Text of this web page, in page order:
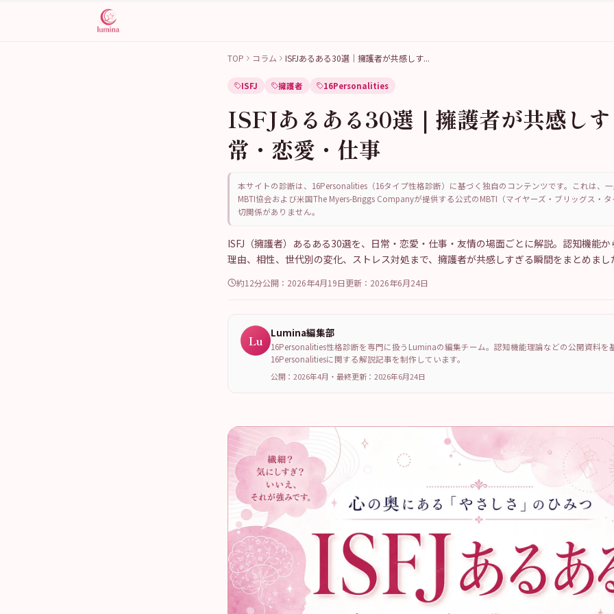
TOP コラム ISFJあるある30選｜擁護者が共感しす...
ISFJ 擁護者 16Personalities
ISFJあるある30選｜擁護者が共感し
常・恋愛・仕事
本サイトの診断は、16Personalities（16タイプ性格診断）に基づく独自のコンテンツです。これは、
MBTI協会および米国The Myers-Briggs Companyが提供する公式のMBTI（マイヤーズ・ブリッグス・
切関係がありません。
ISFJ（擁護者）あるある30選を、日常・恋愛・仕事・友情の場面ごとに解説。認知機能
理由、相性、世代別の変化、ストレス対処まで、擁護者が共感しすぎる瞬間をまとめまし
約12分公開： 2026年4月19日更新： 2026年6月24日
Lu Lumina編集部
16Personalities性格診断を専門に扱うLuminaの編集チーム。認知機能理論などの公開資料を
16Personalitiesに関する解説記事を制作しています。
公開：2026年4月 ・ 最終更新： 2026年6月24日